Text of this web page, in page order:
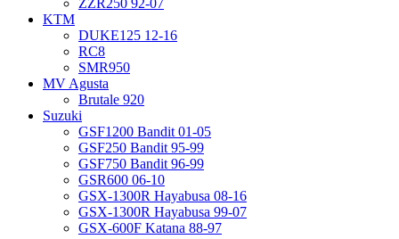
ZZR250 92-07
KTM
DUKE125 12-16
RC8
SMR950
MV Agusta
Brutale 920
Suzuki
GSF1200 Bandit 01-05
GSF250 Bandit 95-99
GSF750 Bandit 96-99
GSR600 06-10
GSX-1300R Hayabusa 08-16
GSX-1300R Hayabusa 99-07
GSX-600F Katana 88-97